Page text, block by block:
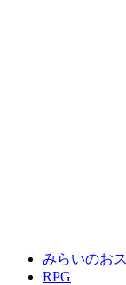
みらいのお
RPG